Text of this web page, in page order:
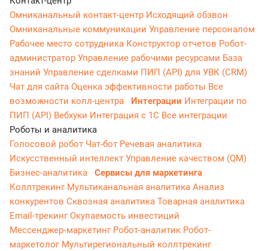
Омниканальный контакт-центр Исходящий обзвон
Омниканальные коммуникации Управление персоналом
Рабочее место сотрудника Конструктор отчетов Робот-
администратор Управление рабочими ресурсами База
знаний Управление сделками ПИП (API) для УВК (CRM)
Чат для сайта Оценка эффективности работы Все
возможности колл-центра
Интеграции Интеграции по
ПИП (API) Вебхуки Интеграция с 1С Все интеграции
Роботы и аналитика
Голосовой робот Чат-бот Речевая аналитика
Искусственный интеллект Управление качеством (QM)
Бизнес-аналитика
Сервисы для маркетинга
Коллтрекинг Мультиканальная аналитика Анализ
конкурентов Сквозная аналитика Товарная аналитика
Email-трекингОкупаемость инвестиций
Мессенджер‑маркетинг Робот-аналитик Робот-
маркетолог Мультирегиональный коллтрекинг